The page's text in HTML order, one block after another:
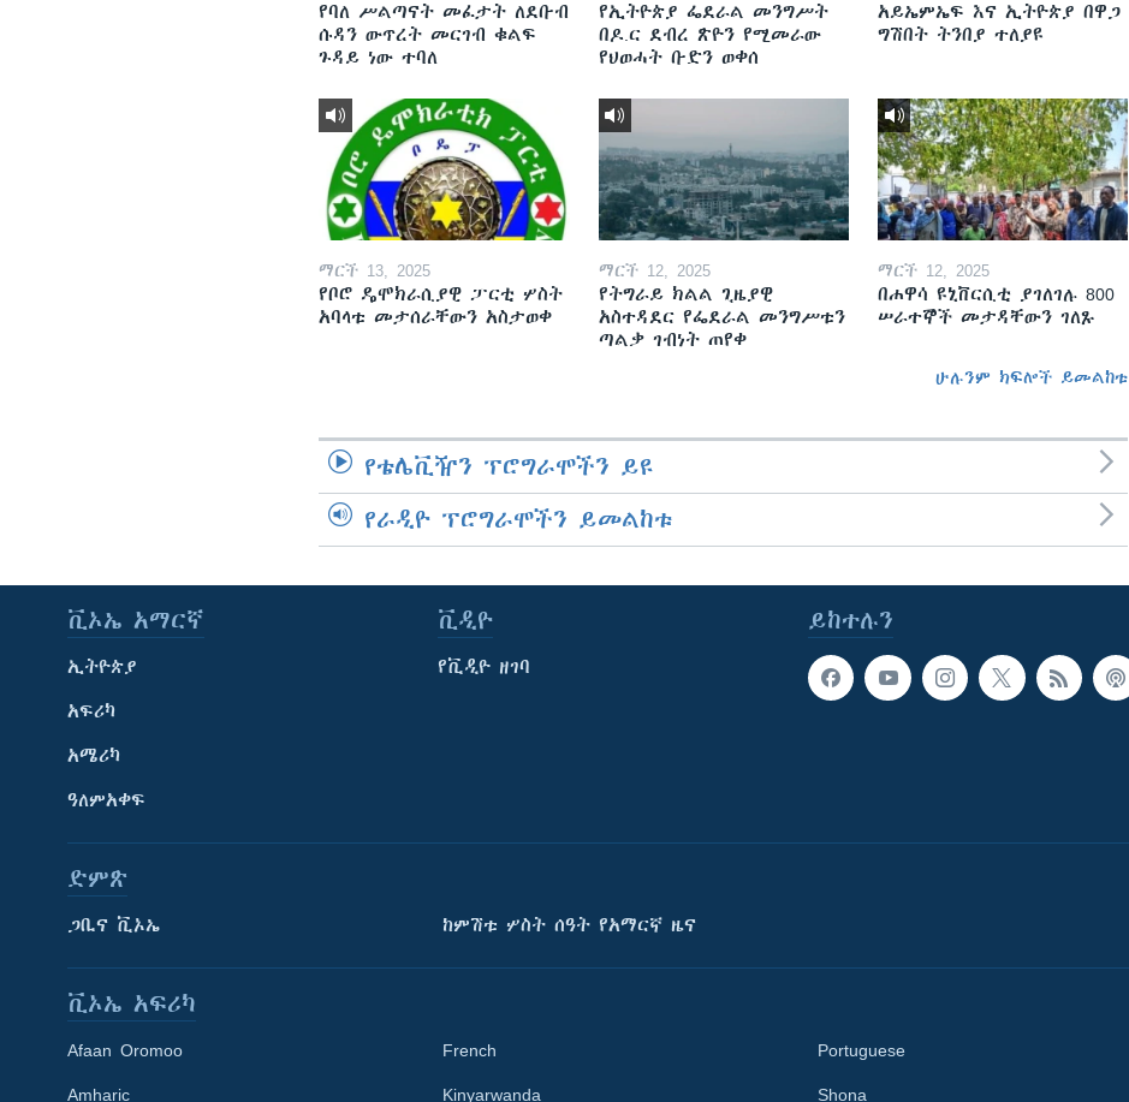
የባለ ሥልጣናት መፈታት ለደቡብ
ሱዳን ውጥረት መርገብ ቁልፍ
ጉዳይ ነው ተባለ
የኢትዮጵያ ፌደራል መንግሥት
በዶ.ር ደብረ ጽዮን የሚመራው
የህወሓት ቡድን ወቀሰ
አይኤምኤፍ እና ኢትዮጵያ በዋጋ
ግሽበት ትንበያ ተለያዩ
ማርች 13, 2025
የቦሮ ዴሞክራሲያዊ ፓርቲ ሦስት
አባላቱ መታሰራቸውን አስታወቀ
ማርች 12, 2025
የትግራይ ክልል ጊዜያዊ
አስተዳደር የፌደራል መንግሥቱን
ጣልቃ ገብነት ጠየቀ
ማርች 12, 2025
በሐዋሳ ዩኒቨርሲቲ ያገለገሉ 800
ሠራተኞች መታዳቸውን ገለጹ
ሁሉንም ክፍሎች ይመልከቱ
የቴሌቪዥን ፕሮግራሞችን ይዩ
የራዲዮ ፕሮግራሞችን ይመልከቱ
ይከተሉን
ቪኦኤ አማርኛ
ኢትዮጵያ
አፍሪካ
አሜሪካ
ዓለምአቀፍ
ቪዲዮ
የቪዲዮ ዘገባ
ድምጽ
ጋቢና ቪኦኤ ከምሽቱ ሦስት ሰዓት የአማርኛ ዜና
ቪኦኤ አፍሪካ
Afaan Oromoo
Amharic
French
Kinyarwanda
Portuguese
Shona